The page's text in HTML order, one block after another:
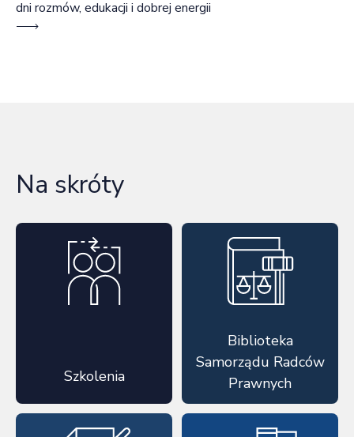
dni rozmów, edukacji i dobrej energii
Na skróty
Szkolenia
Biblioteka
Samorządu Radców
Prawnych